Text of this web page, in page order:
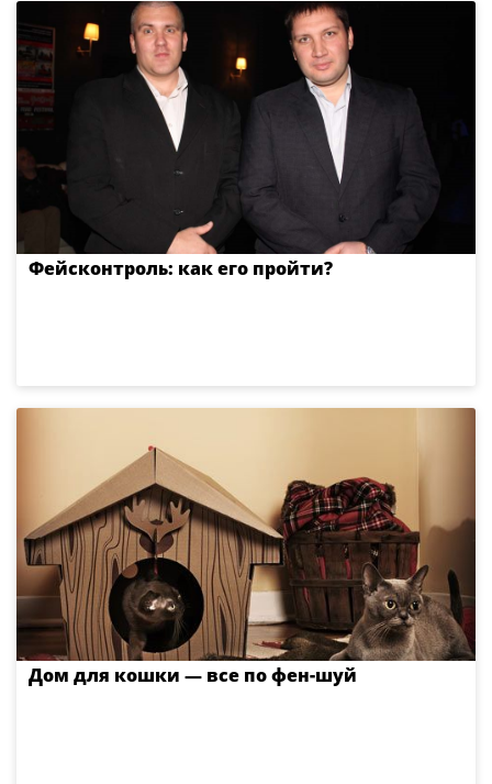
Фейсконтроль: как его пройти?
Дом для кошки — все по фен-шуй